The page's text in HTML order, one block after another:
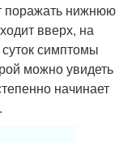
поражать нижнюю
вверх, на
симптомы
можно увидеть
начинает